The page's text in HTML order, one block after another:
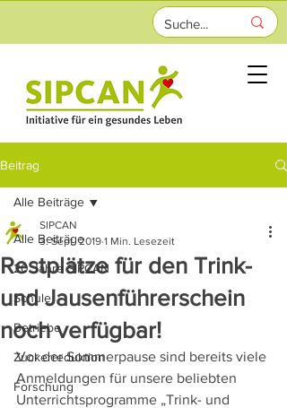
Beitrag
Alle Beiträge
20 Jahre SIPCAN
Schule
Betriebe
Zuckerreduktion
Forschung
Alle Beiträge
Restplätze für den Trink-
und Jausenführerschein
noch verfügbar!
SIPCAN
3. Sept. 2019 1 Min. Lesezeit
Vor der Sommerpause sind bereits viele
Anmeldungen für unsere beliebten
Unterrichtsprogramme „Trink- und